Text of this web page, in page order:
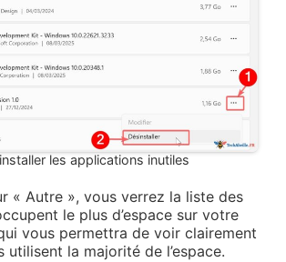
les applications inutiles
« Autre », vous verrez la liste des
le plus d’espace sur votre
vous permettra de voir clairement
utilisent la majorité de l’espace.